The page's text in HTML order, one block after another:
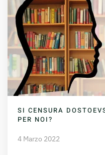
SI CENSURA
PER NOI?
4 Marzo 2022